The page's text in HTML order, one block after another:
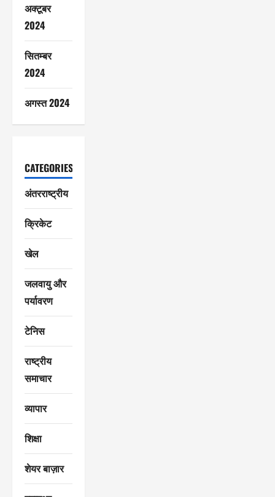
अक्टूबर
2024
सितम्बर
2024
अगस्त 2024
CATEGORIES
अंतरराष्ट्रीय
क्रिकेट
खेल
जलवायु और
पर्यावरण
टेनिस
राष्ट्रीय
समाचार
व्यापार
शिक्षा
शेयर बाज़ार